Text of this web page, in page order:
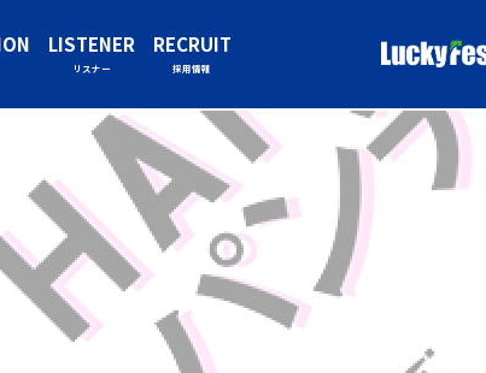
LISTENER
リスナー
RECRUIT
採用情報